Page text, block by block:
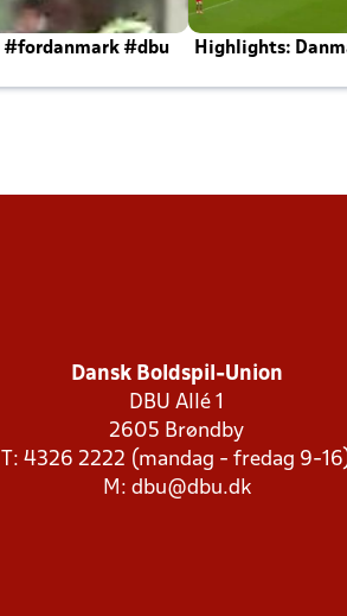
#fordanmark #dbu
Highlights:
Dansk Boldspil-Union
DBU Allé 1
2605 Brøndby
T: 4326 2222 (mandag - fredag 9-
M: dbu@dbu.dk